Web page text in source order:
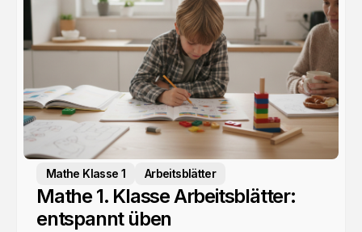
Mathe Klasse 1 Arbeitsblätter
Mathe 1. Klasse Arbeitsblätter:
entspannt üben